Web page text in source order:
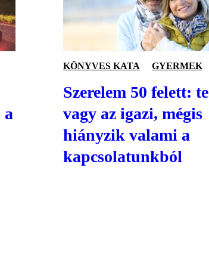
a
KÖNYVES KATA GYERMEK
Szerelem 50 felett: te
vagy az igazi, mégis
hiányzik valami a
kapcsolatunkból